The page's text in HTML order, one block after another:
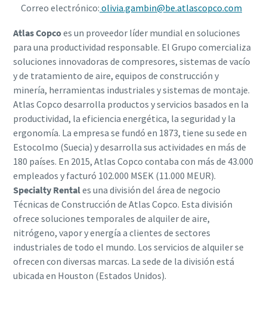
Correo electrónico: olivia.gambin@be.atlascopco.com
Atlas Copcoes un proveedor líder mundial en soluciones
para una productividad responsable. El Grupo comercializa
soluciones innovadoras de compresores, sistemas de vacío
y de tratamiento de aire, equipos de construcción y
minería, herramientas industriales y sistemas de montaje.
Atlas Copco desarrolla productos y servicios basados en la
productividad, la eficiencia energética, la seguridad y la
ergonomía. La empresa se fundó en 1873, tiene su sede en
Estocolmo (Suecia) y desarrolla sus actividades en más de
180 países. En 2015, Atlas Copco contaba con más de 43.000
empleados y facturó 102.000 MSEK (11.000 MEUR).
Specialty Rentales una división del área de negocio
Técnicas de Construcción de Atlas Copco. Esta división
ofrece soluciones temporales de alquiler de aire,
nitrógeno, vapor y energía a clientes de sectores
industriales de todo el mundo. Los servicios de alquiler se
ofrecen con diversas marcas. La sede de la división está
ubicada en Houston (Estados Unidos).